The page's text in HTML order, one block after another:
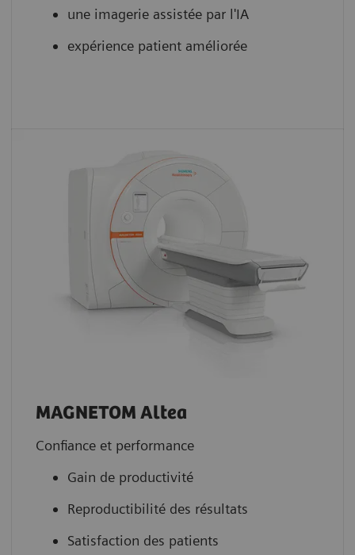
une imagerie assistée par l'IA
expérience patient améliorée
MAGNETOM Altea
Confiance et performance
Gain de productivité
Reproductibilité des résultats
Satisfaction des patients